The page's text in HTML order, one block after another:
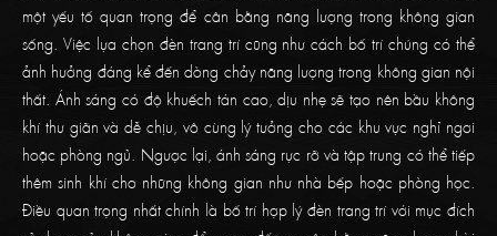
một yếu tố quan trọng để cân bằng năng lượng trong không gian
sống. Việc lựa chọn đèn trang trí cũng như cách bố trí chúng có thể
ảnh hưởng đáng kể đến dòng chảy năng lượng trong không gian nội
thất. Ánh sáng có độ khuếch tán cao, dịu nhẹ sẽ tạo nên bầu không
khí thư giãn và dễ chịu, vô cùng lý tưởng cho các khu vực nghỉ ngơi
hoặc phòng ngủ. Ngược lại, ánh sáng rực rỡ và tập trung có thể tiếp
thêm sinh khí cho những không gian như nhà bếp hoặc phòng học.
Điều quan trọng nhất chính là bố trí hợp lý đèn trang trí với mục đích